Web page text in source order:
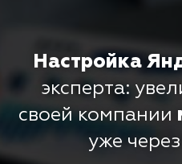
Настройка
эксперта:
своей компании
уже